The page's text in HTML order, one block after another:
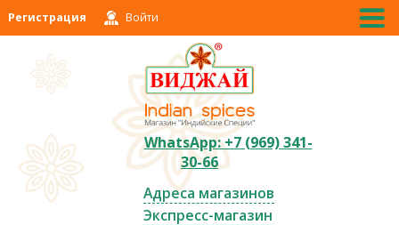
Регистрация Войти
WhatsApp: +7 (969) 341-
30-66
Адреса магазинов
Экспресс-магазин